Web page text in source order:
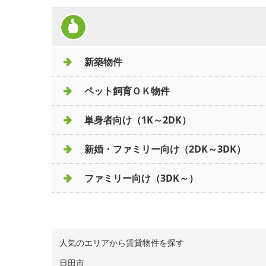
新築物件
ペット飼育ＯＫ物件
単身者向け（1K～2DK）
新婚・ファミリー向け（2DK～3DK）
ファミリー向け（3DK～）
人気のエリアから賃貸物件を探す
日田市